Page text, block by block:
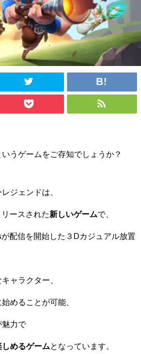
いうゲームをご存知でしょうか？
ジェンドは、
ースされた新しいゲームで、
が配信を開始した３ Dカジュアル放置
ャラクター、
めることが可能、
魅力で
めるゲーム となっています。